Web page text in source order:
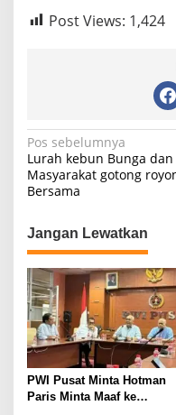
S
e
Post Views: 1,424
N
a
v
i
g
a
s
i
p
o
s
Pos sebelumnya
Lurah kebun Bunga dan
Masyarakat gotong
Bersama
Jangan Lewatkan
PWI Pusat Minta Hotman
Paris Minta Maaf ke